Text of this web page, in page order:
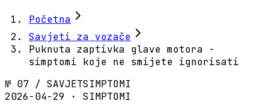
Početna
Savjeti za vozače
Puknuta zaptivka glave motora -
simptomi koje ne smijete ignorisati
№ 07 / SAVJETSIMPTOMI
2026-04-29 · SIMPTOMI